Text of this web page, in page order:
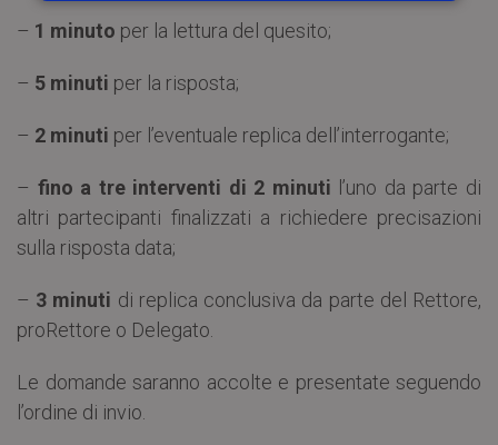
– 1 minuto per la lettura del quesito;
– 5 minuti per la risposta;
– 2 minuti per l’eventuale replica dell’interrogante;
– fino a tre interventi di 2 minuti l’uno da parte di
altri partecipanti finalizzati a richiedere precisazioni
sulla risposta data;
– 3 minuti di replica conclusiva da parte del Rettore,
proRettore o Delegato.
Le domande saranno accolte e presentate seguendo
l’ordine di invio.